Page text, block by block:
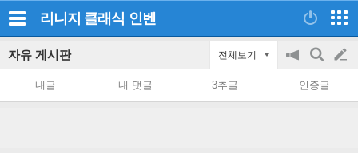
리니지 클래식 인벤
자유 게시판 전체보기
공
on/off
검
색
글
쓰
내글 내 댓글 3추글 인증글